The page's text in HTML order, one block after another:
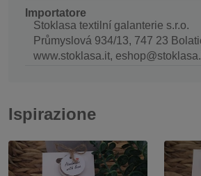
Importatore
Stoklasa textilní galanterie s.r.o.
Průmyslová 934/13, 747 23
www.stoklasa.it,
Ispirazione